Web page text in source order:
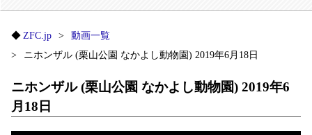
ZFC.jp
動画一覧
ニホンザル (栗山公園 なかよし動物園) 2019年6月18日
ニホンザル (栗山公園 なかよし動物園) 2019年6
月18日